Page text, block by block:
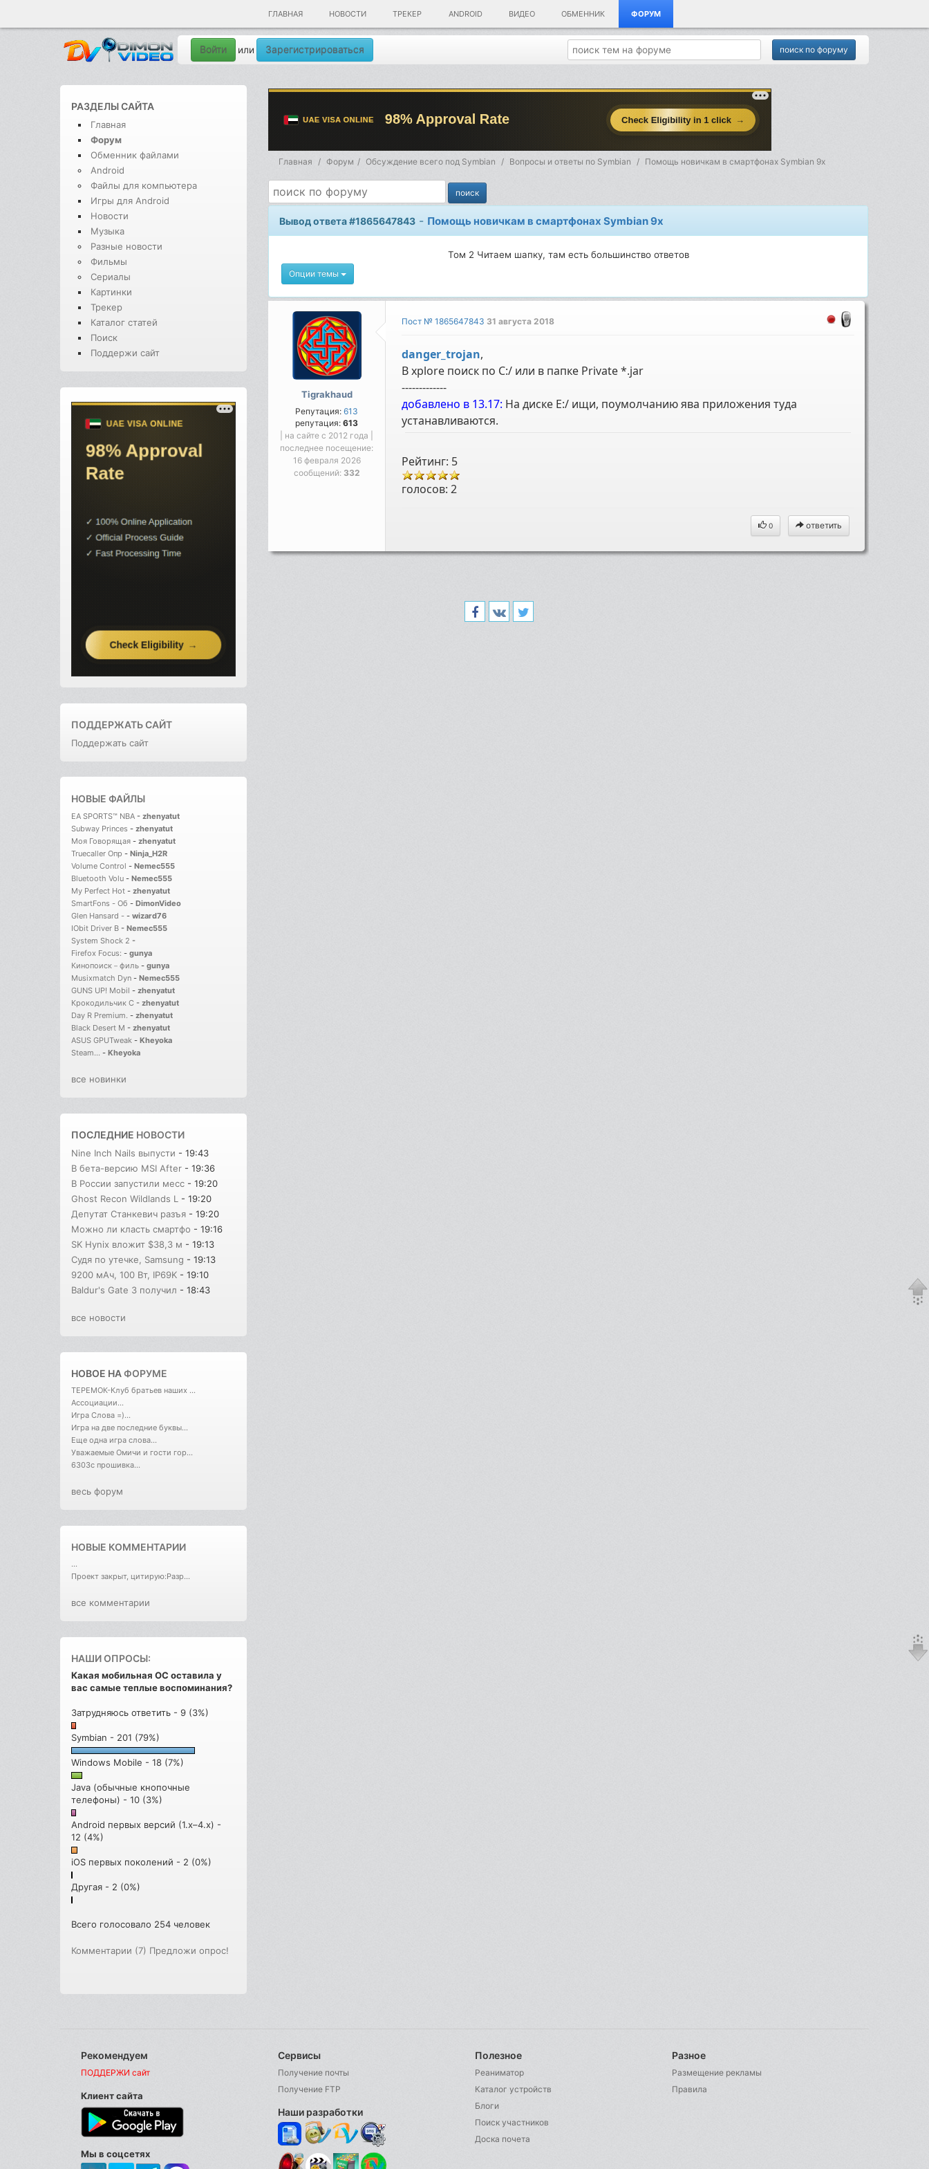
ГЛАВНАЯ НОВОСТИ ТРЕКЕР ANDROID ВИДЕО ОБМЕННИК ФОРУМ
Войти или Зарегистрироваться
РАЗДЕЛЫ САЙТА
Главная
Форум
Обменник файлами
Android
Файлы для компьютера
Игры для Android
Новости
Музыка
Разные новости
Фильмы
Сериалы
Картинки
Трекер
Каталог статей
Поиск
Поддержи сайт
ПОДДЕРЖАТЬ САЙТ
Поддержать сайт
НОВЫЕ ФАЙЛЫ
EA SPORTS™ NBA - zhenyatut
Subway Princes - zhenyatut
Моя Говорящая - zhenyatut
Truecaller Опр - Ninja_H2R
Volume Control - Nemec555
Bluetooth Volu - Nemec555
My Perfect Hot - zhenyatut
SmartFons - Об - DimonVideo
Glen Hansard - - wizard76
IObit Driver B - Nemec555
System Shock 2 -
Firefox Focus: - gunya
Кинопоиск－филь - gunya
Musixmatch Dyn - Nemec555
GUNS UP! Mobil - zhenyatut
Крокодильчик С - zhenyatut
Day R Premium. - zhenyatut
Black Desert M - zhenyatut
ASUS GPUTweak - Kheyoka
Steam... - Kheyoka
все новинки
ПОСЛЕДНИЕ НОВОСТИ
Nine Inch Nails выпусти - 19:43
В бета-версию MSI After - 19:36
В России запустили месс - 19:20
Ghost Recon Wildlands L - 19:20
Депутат Станкевич разъя - 19:20
Можно ли класть смартфо - 19:16
SK Hynix вложит $38,3 м - 19:13
Судя по утечке, Samsung - 19:13
9200 мАч, 100 Вт, IP69K - 19:10
Baldur's Gate 3 получил - 18:43
все новости
НОВОЕ НАФОРУМЕ
ТЕРЕМОК-Клуб братьев наших ...
Ассоциации...
Игра Слова =)...
Игра на две последние буквы...
Еще одна игра слова...
Уважаемые Омичи и гости гор...
6303с прошивка...
весь форум
НОВЫЕ КОММЕНТАРИИ
...
Проект закрыт, цитирую:Разр...
все комментарии
НАШИ ОПРОСЫ:
Какая мобильная ОС оставила у
вас самые теплые воспоминания?
Затрудняюсь ответить - 9 (3%)
Symbian - 201 (79%)
Windows Mobile - 18 (7%)
Java (обычные кнопочные
телефоны) - 10 (3%)
Android первых версий (1.x–4.x) -
12 (4%)
iOS первых поколений - 2 (0%)
Другая - 2 (0%)
Всего голосовало 254 человек
Комментарии (7) Предложи опрос!
Главная Форум Обсуждение всего под Symbian Вопросы и ответы по Symbian Помощь новичкам в смартфонах Symbian 9x
Вывод ответа #1865647843 - Помощь новичкам в смартфонах Symbian 9x
Том 2 Читаем шапку, там есть большинство ответов
Опции темы
Tigrakhaud
Репутация:613
репутация:613
| на сайте с 2012 года |
последнее посещение:
16 февраля 2026
сообщений: 332
Пост № 1865647843 31 августа 2018
danger_trojan,
В xplore поиск по C:/ или в папке Private *.jar
-------------
добавлено в 13.17: На диске E:/ ищи, поумолчанию ява приложения туда
устанавливаются.
Рейтинг: 5
голосов: 2
0 ответить
Рекомендуем
ПОДДЕРЖИ сайт
Клиент сайта
Мы в соцсетях
Сервисы
Получение почты
Получение FTP
Наши разработки
Полезное
Реаниматор
Каталог устройств
Блоги
Поиск участников
Доска почета
Разное
Размещение рекламы
Правила